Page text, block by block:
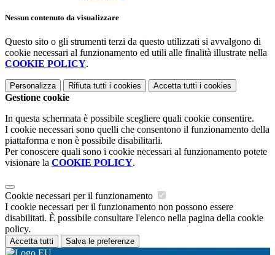
Nessun contenuto da visualizzare
Questo sito o gli strumenti terzi da questo utilizzati si avvalgono di
cookie necessari al funzionamento ed utili alle finalità illustrate nella
COOKIE POLICY.
Personalizza Rifiuta tutti i cookies Accetta tutti i cookies
Gestione cookie
In questa schermata è possibile scegliere quali cookie consentire.
I cookie necessari sono quelli che consentono il funzionamento della
piattaforma e non è possibile disabilitarli.
Per conoscere quali sono i cookie necessari al funzionamento potete
visionare la COOKIE POLICY.
Cookie necessari per il funzionamento
I cookie necessari per il funzionamento non possono essere
disabilitati. È possibile consultare l'elenco nella pagina della cookie
policy.
Accetta tutti Salva le preferenze